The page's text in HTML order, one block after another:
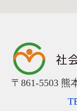
〒861‐5503